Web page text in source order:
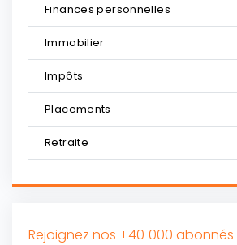
Finances personnelles
Immobilier
Impôts
Placements
Retraite
Rejoignez nos +40 000 abonnés